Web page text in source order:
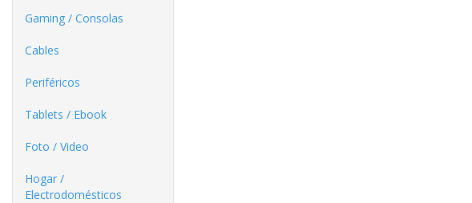
Gaming / Consolas
Cables
Periféricos
Tablets / Ebook
Foto / Video
Hogar /
Electrodomésticos